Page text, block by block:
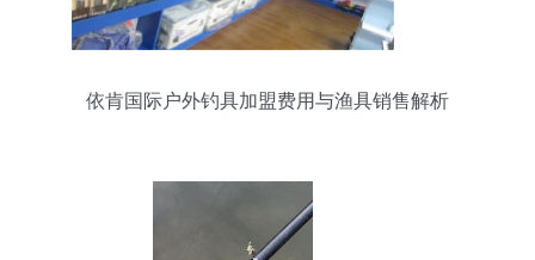
依肯国际户外钓具加盟费用与渔具销售解析